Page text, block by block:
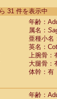
(0)
(6)
(34)
31 件を表示中
年齢：
属名：
亜種小名
英名：
上腕骨：
大腿骨：
体幹：有
年齢：